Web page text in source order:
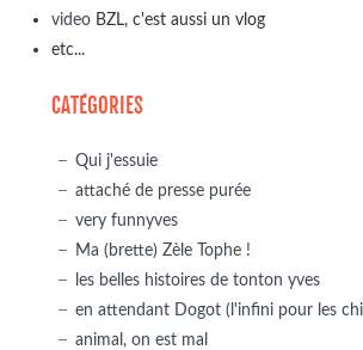
videoBZL, c'est aussi un vlog
etc...
CATÉGORIES
Qui j'essuie
attaché de presse purée
very funnyves
Ma (brette) Zèle Tophe !
les belles histoires de tonton yves
en attendant Dogot (l'infini pour les
animal, on est mal